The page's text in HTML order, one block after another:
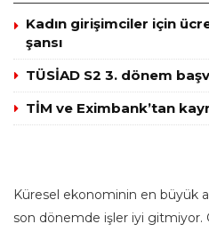
Kadın girişimciler için
şansı
TÜSİAD S2 3. dönem
TİM ve Eximbank’tan
Küresel ekonominin en büyük
son dönemde işler iyi gitmiyor.